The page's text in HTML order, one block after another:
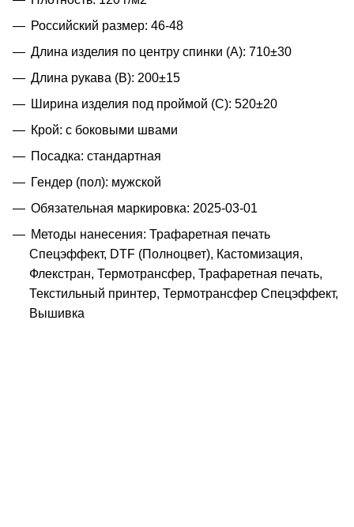
Российский размер: 46-48
Длина изделия по центру спинки (A): 710±30
Длина рукава (B): 200±15
Ширина изделия под проймой (С): 520±20
Крой: с боковыми швами
Посадка: стандартная
Гендер (пол): мужской
Обязательная маркировка: 2025-03-01
Методы нанесения: Трафаретная печать
Спецэффект, DTF (Полноцвет), Кастомизация,
Флекстран, Термотрансфер, Трафаретная печать,
Текстильный принтер, Термотрансфер Спецэффект,
Вышивка